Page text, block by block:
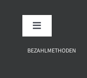
Toggle
Über uns
BEZAHLMETHODEN